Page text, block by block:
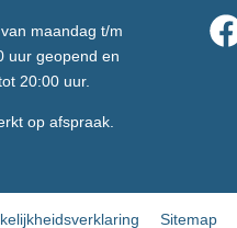
maandag t/m
uur geopend en
20:00 uur.
op afspraak.
Sitemap